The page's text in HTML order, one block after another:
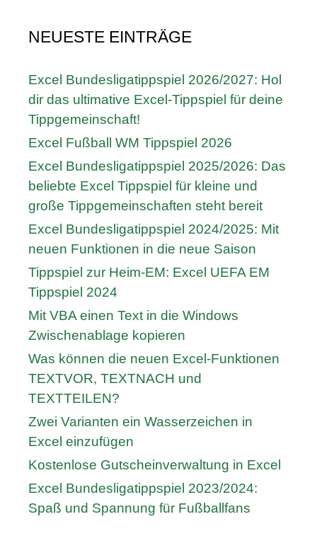
NEUESTE EINTRÄGE
Excel Bundesligatippspiel 2026/2027: Hol
dir das ultimative Excel-Tippspiel für deine
Tippgemeinschaft!
Excel Fußball WM Tippspiel 2026
Excel Bundesligatippspiel 2025/2026: Das
beliebte Excel Tippspiel für kleine und
große Tippgemeinschaften steht bereit
Excel Bundesligatippspiel 2024/2025: Mit
neuen Funktionen in die neue Saison
Tippspiel zur Heim-EM: Excel UEFA EM
Tippspiel 2024
Mit VBA einen Text in die Windows
Zwischenablage kopieren
Was können die neuen Excel-Funktionen
TEXTVOR, TEXTNACH und
TEXTTEILEN?
Zwei Varianten ein Wasserzeichen in
Excel einzufügen
Kostenlose Gutscheinverwaltung in Excel
Excel Bundesligatippspiel 2023/2024:
Spaß und Spannung für Fußballfans